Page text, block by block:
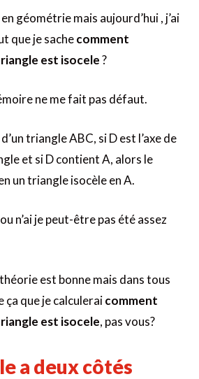
géométrie mais aujourd’hui , j’ai
que je sachecomment
est isocele?
ne me fait pas défaut.
triangle ABC, si D est l’axe de
et si D contient A, alors le
un triangle isocèle en A.
n’ai je peut-être pas été assez
est bonne mais dans tous
ça que je calculeraicomment
est isocele, pas vous?
a deux côtés